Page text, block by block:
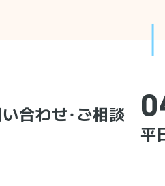
合わせ・ご相談
平